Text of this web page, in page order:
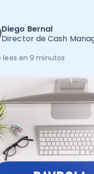
Empresarial
Factura y Administración
Diego Bernal
Director de Cash
lees en 9 minutos